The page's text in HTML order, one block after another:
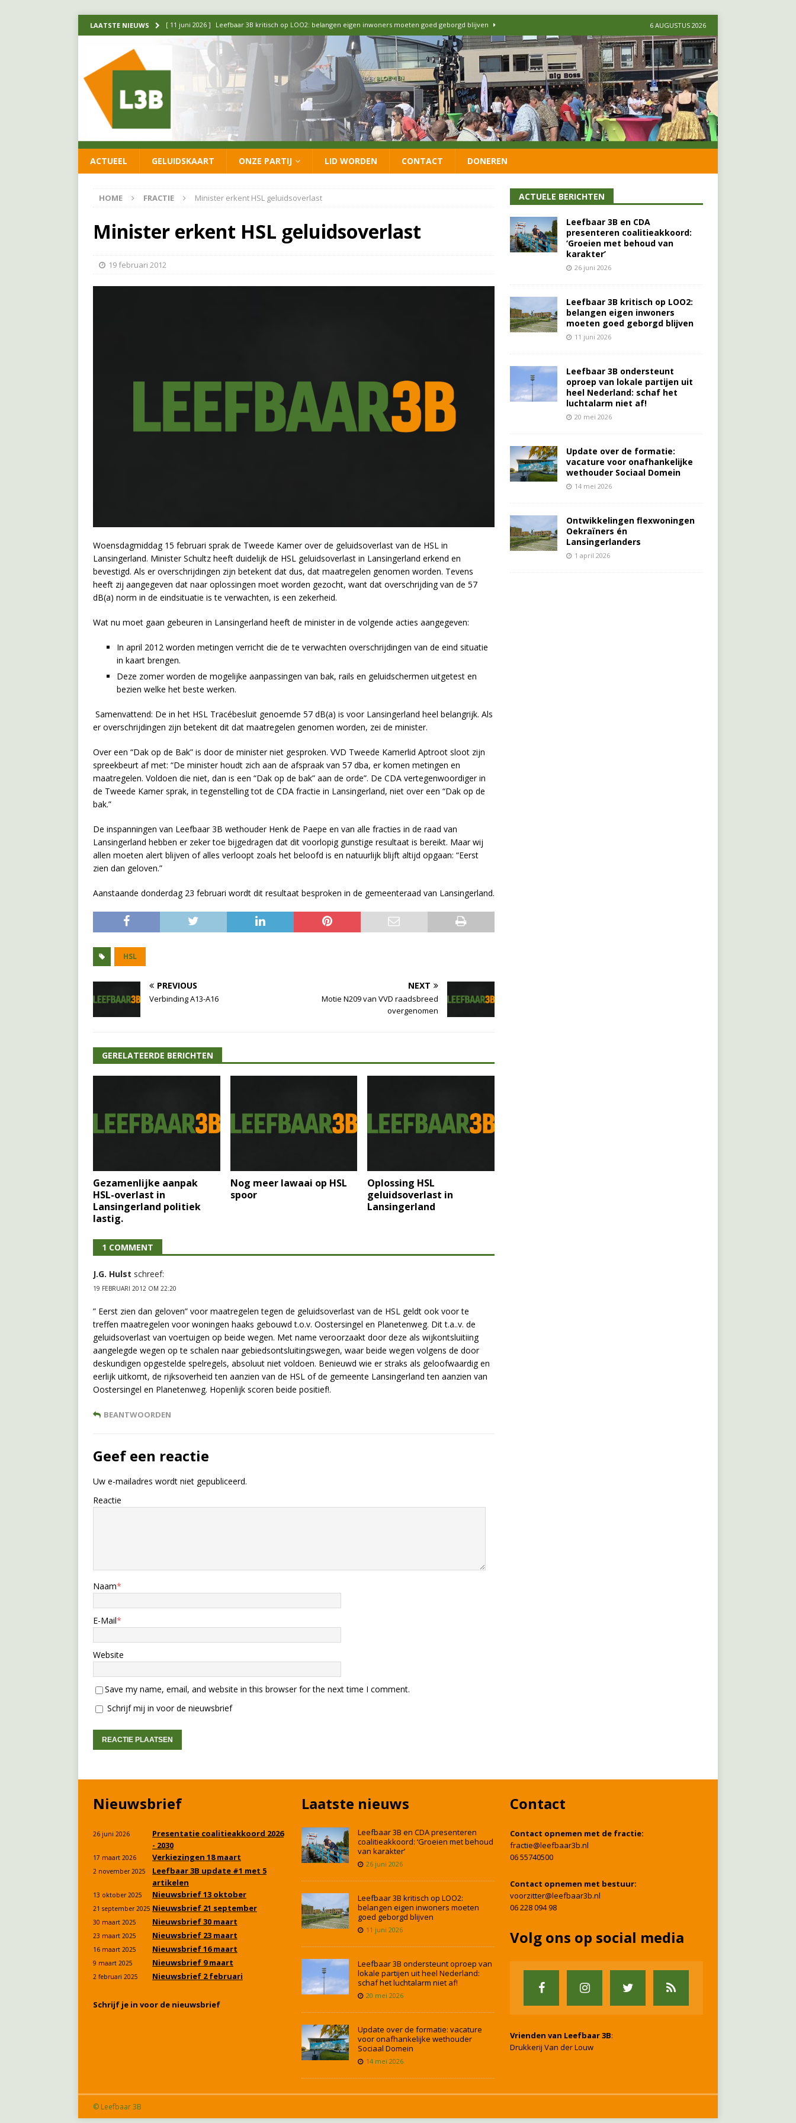
LAATSTE NIEUWS [ 11 juni 2026 ] Leefbaar 3B kritisch op LOO2: belangen eigen inwoners moeten goed geborgd blijven
[ 20 mei 2026 ] Leefbaar 3B ondersteunt oproep van lokale partijen uit heel Nederland: schaf het
luchtalarm niet af! FRACTIE
[ 14 mei 2026 ] Update over de formatie: vacature voor onafhankelijke wethouder Sociaal Domein
[ 26 juni 2026 ] Leefbaar 3B en CDA presenteren coalitieakkoord: ‘Groeien met behoud van karakter’
6 AUGUSTUS 2026
ACTUEEL GELUIDSKAART ONZE PARTIJ LID WORDEN CONTACT DONEREN
HOME FRACTIE Minister erkent HSL geluidsoverlast
Minister erkent HSL geluidsoverlast
19 februari 2012
Woensdagmiddag 15 februari sprak de Tweede Kamer over de geluidsoverlast van de HSL in
Lansingerland. Minister Schultz heeft duidelijk de HSL geluidsoverlast in Lansingerland erkend en
bevestigd. Als er overschrijdingen zijn betekent dat dus, dat maatregelen genomen worden. Tevens
heeft zij aangegeven dat naar oplossingen moet worden gezocht, want dat overschrijding van de 57
dB(a) norm in de eindsituatie is te verwachten, is een zekerheid.
Wat nu moet gaan gebeuren in Lansingerland heeft de minister in de volgende acties aangegeven:
In april 2012 worden metingen verricht die de te verwachten overschrijdingen van de eind situatie
in kaart brengen.
Deze zomer worden de mogelijke aanpassingen van bak, rails en geluidschermen uitgetest en
bezien welke het beste werken.
Samenvattend: De in het HSL Tracébesluit genoemde 57 dB(a) is voor Lansingerland heel belangrijk. Als
er overschrijdingen zijn betekent dit dat maatregelen genomen worden, zei de minister.
Over een “Dak op de Bak” is door de minister niet gesproken. VVD Tweede Kamerlid Aptroot sloot zijn
spreekbeurt af met: “De minister houdt zich aan de afspraak van 57 dba, er komen metingen en
maatregelen. Voldoen die niet, dan is een “Dak op de bak” aan de orde”. De CDA vertegenwoordiger in
de Tweede Kamer sprak, in tegenstelling tot de CDA fractie in Lansingerland, niet over een “Dak op de
bak.”
De inspanningen van Leefbaar 3B wethouder Henk de Paepe en van alle fracties in de raad van
Lansingerland hebben er zeker toe bijgedragen dat dit voorlopig gunstige resultaat is bereikt. Maar wij
allen moeten alert blijven of alles verloopt zoals het beloofd is en natuurlijk blijft altijd opgaan: “Eerst
zien dan geloven.”
Aanstaande donderdag 23 februari wordt dit resultaat besproken in de gemeenteraad van Lansingerland.
HSL
PREVIOUS
Verbinding A13-A16
NEXT
Motie N209 van VVD raadsbreed
overgenomen
GERELATEERDE BERICHTEN
Gezamenlijke aanpak
HSL-overlast in
Lansingerland politiek
lastig.
Nog meer lawaai op HSL
spoor
Oplossing HSL
geluidsoverlast in
Lansingerland
1 COMMENT
J.G. Hulst schreef:
19 FEBRUARI 2012 OM 22:20
” Eerst zien dan geloven” voor maatregelen tegen de geluidsoverlast van de HSL geldt ook voor te
treffen maatregelen voor woningen haaks gebouwd t.o.v. Oostersingel en Planetenweg. Dit t.a..v. de
geluidsoverlast van voertuigen op beide wegen. Met name veroorzaakt door deze als wijkontsluitiing
aangelegde wegen op te schalen naar gebiedsontsluitingswegen, waar beide wegen volgens de door
deskundigen opgestelde spelregels, absoluut niet voldoen. Benieuwd wie er straks als geloofwaardig en
eerlijk uitkomt, de rijksoverheid ten aanzien van de HSL of de gemeente Lansingerland ten aanzien van
Oostersingel en Planetenweg. Hopenlijk scoren beide positief!.
BEANTWOORDEN
Geef een reactie
Uw e-mailadres wordt niet gepubliceerd.
Reactie
Naam*
E-Mail*
Website
Save my name, email, and website in this browser for the next time I comment.
Schrijf mij in voor de nieuwsbrief
ACTUELE BERICHTEN
Leefbaar 3B en CDA
presenteren coalitieakkoord:
‘Groeien met behoud van
karakter’
26 juni 2026
Leefbaar 3B kritisch op LOO2:
belangen eigen inwoners
moeten goed geborgd blijven
11 juni 2026
Leefbaar 3B ondersteunt
oproep van lokale partijen uit
heel Nederland: schaf het
luchtalarm niet af!
20 mei 2026
Update over de formatie:
vacature voor onafhankelijke
wethouder Sociaal Domein
14 mei 2026
Ontwikkelingen flexwoningen
Oekraïners én
Lansingerlanders
1 april 2026
Nieuwsbrief
26 juni 2026
Presentatie coalitieakkoord 2026
- 2030
17 maart 2026 Verkiezingen 18 maart
2 november 2025
Leefbaar 3B update #1 met 5
artikelen
13 oktober 2025 Nieuwsbrief 13 oktober
21 september 2025 Nieuwsbrief 21 september
30 maart 2025 Nieuwsbrief 30 maart
23 maart 2025 Nieuwsbrief 23 maart
16 maart 2025 Nieuwsbrief 16 maart
9 maart 2025 Nieuwsbrief 9 maart
2 februari 2025 Nieuwsbrief 2 februari
Schrijf je in voor de nieuwsbrief
Laatste nieuws
Leefbaar 3B en CDA presenteren
coalitieakkoord: ‘Groeien met behoud
van karakter’
26 juni 2026
Leefbaar 3B kritisch op LOO2:
belangen eigen inwoners moeten
goed geborgd blijven
11 juni 2026
Leefbaar 3B ondersteunt oproep van
lokale partijen uit heel Nederland:
schaf het luchtalarm niet af!
20 mei 2026
Update over de formatie: vacature
voor onafhankelijke wethouder
Sociaal Domein
14 mei 2026
Contact
Contact opnemen met de fractie:
fractie@leefbaar3b.nl
06 55740500
Contact opnemen met bestuur:
voorzitter@leefbaar3b.nl
06 228 094 98
Volg ons op social media
Vrienden van Leefbaar 3B:
Drukkerij Van der Louw
© Leefbaar 3B